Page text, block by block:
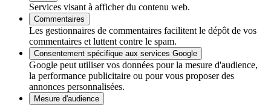
Services visant à afficher du contenu web.
Commentaires
Les gestionnaires de commentaires facilitent le dépôt de vos
commentaires et luttent contre le spam.
Consentement spécifique aux services Google
Google peut utiliser vos données pour la mesure d'audience,
la performance publicitaire ou pour vous proposer des
annonces personnalisées.
Mesure d'audience